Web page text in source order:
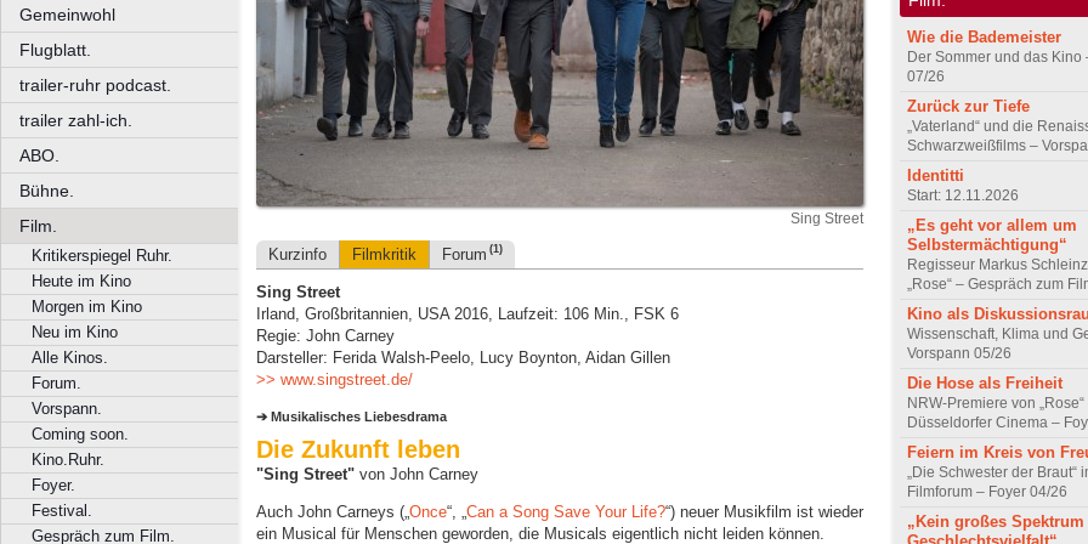
Gemeinwohl
Flugblatt.
trailer-ruhr podcast.
trailer zahl-ich.
ABO.
Bühne.
Film.
Kritikerspiegel Ruhr.
Heute im Kino
Morgen im Kino
Neu im Kino
Alle Kinos.
Forum.
Vorspann.
Coming soon.
Kino.Ruhr.
Foyer.
Festival.
Gespräch zum Film.
Sing Street
Kurzinfo Filmkritik Forum (1)
Sing Street
Irland, Großbritannien, USA 2016, Laufzeit: 106 Min., FSK 6
Regie: John Carney
Darsteller: Ferida Walsh-Peelo, Lucy Boynton, Aidan Gillen
>> www.singstreet.de/
Musikalisches Liebesdrama
Die Zukunft leben
"Sing Street" von John Carney
Auch John Carneys („Once“, „Can a Song Save Your Life?“) neuer Musikfilm ist wieder
ein Musical für Menschen geworden, die Musicals eigentlich nicht leiden können.
Wie die Bademeister
Der Sommer und das Kino
07/26
Zurück zur Tiefe
„Vaterland“ und die
Schwarzweißfilms –
Identitti
Start: 12.11.2026
„Es geht vor allem um
Selbstermächtigung“
Regisseur Markus
„Rose“ – Gespräch zum
Kino als
Wissenschaft, Klima und
Vorspann 05/26
Die Hose als Freiheit
NRW-Premiere von „Rose“
Düsseldorfer Cinema –
Feiern im Kreis von
„Die Schwester der Braut“
Filmforum – Foyer 04/26
„Kein großes Spektrum